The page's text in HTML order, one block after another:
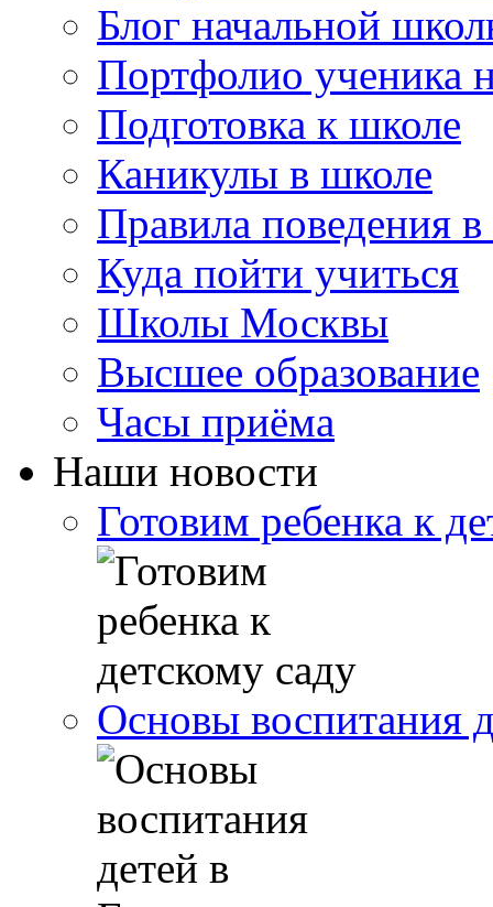
Блог начальной
Портфолио ученика
Подготовка к школе
Каникулы в школе
Правила поведения
Куда пойти учиться
Школы Москвы
Высшее образование
Часы приёма
Наши новости
Готовим ребенка к
Основы воспитания